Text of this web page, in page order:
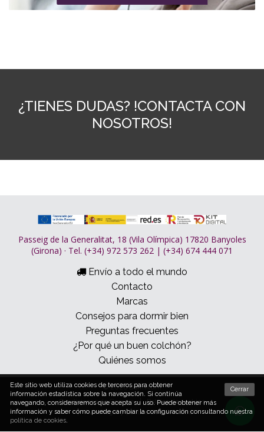
¿TIENES DUDAS? !CONTACTA CON
NOSOTROS!
Passeig de la Generalitat, 18 (Vila Olímpica) 17820 Banyoles
(Girona) · Tel. (+34) 972 573 262 | (+34) 674 444 071
Envío a todo el mundo
Contacto
Marcas
Consejos para dormir bien
Preguntas frecuentes
¿Por qué un buen colchón?
Quiénes somos
© 2026 Dormitum
Condiciones de Compra
Política de cookies
Aviso legal y política de privacidad
Cerrar
Este sitio web utiliza cookies de terceros para obtener
información estadística sobre la navegación. Si continúa
navegando, consideraremos que acepta su uso. Puede obtener más
información y saber cómo puede cambiar la configuración consultando nuestra
política de cookies.